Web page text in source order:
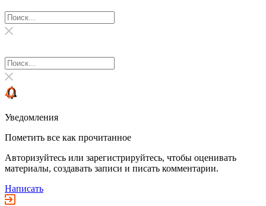
Уведомления
Пометить все как прочитанное
Авторизуйтесь или зарегистрируйтесь, чтобы оценивать
материалы, создавать записи и писать комментарии.
Написать